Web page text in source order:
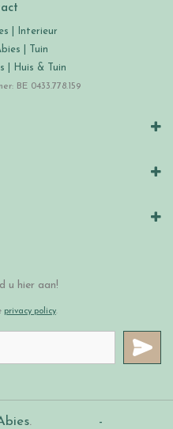
| Interieur
| Tuin
| Huis & Tuin
BE 0433.778.159
u hier aan!
privacy policy.
.
-